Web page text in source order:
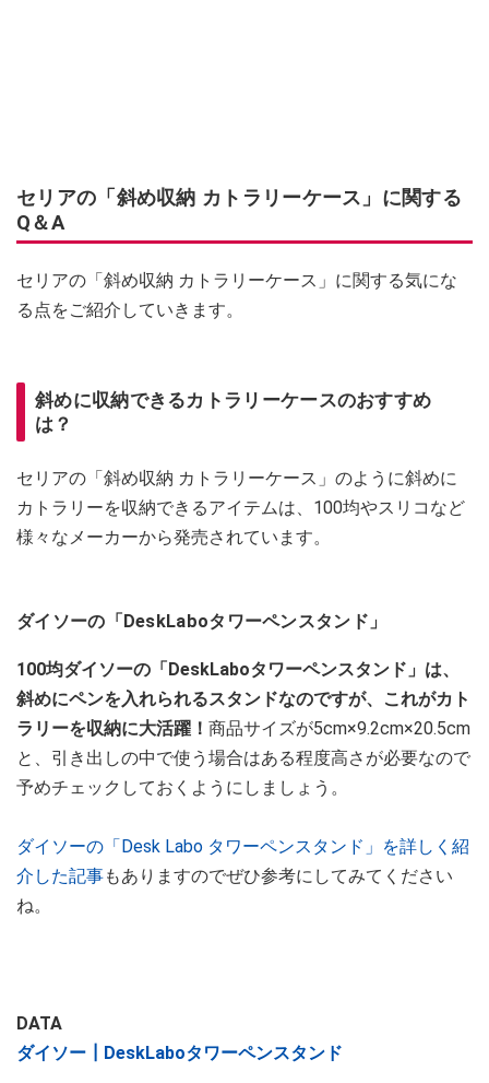
セリアの「斜め収納 カトラリーケース」に関する
Q＆A
セリアの「斜め収納 カトラリーケース」に関する気にな
る点をご紹介していきます。
斜めに収納できるカトラリーケースのおすすめ
は？
セリアの「斜め収納 カトラリーケース」のように斜めに
カトラリーを収納できるアイテムは、100均やスリコなど
様々なメーカーから発売されています。
ダイソーの「DeskLaboタワーペンスタンド」
100均ダイソーの「DeskLaboタワーペンスタンド」は、
斜めにペンを入れられるスタンドなのですが、これがカト
ラリーを収納に大活躍！ 商品サイズが5cm×9.2cm×20.5cm
と、引き出しの中で使う場合はある程度高さが必要なので
予めチェックしておくようにしましょう。
ダイソーの「Desk Labo タワーペンスタンド」を詳しく紹
介した記事もありますのでぜひ参考にしてみてください
ね。
DATA
ダイソー┃DeskLaboタワーペンスタンド